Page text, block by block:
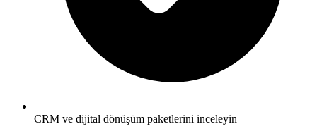
CRM ve dijital dönüşüm paketlerini inceleyin